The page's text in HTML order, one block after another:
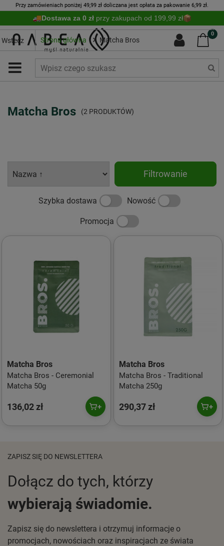
Przy zamówieniach poniżej 49,99 zł doliczana jest opłata za pakowanie 6,99 zł.
Dostawa za 0 zł przy zakupach od 199,99 zł
0
Wstecz Strona główna Matcha Bros
Matcha Bros (2 PRODUKTÓW)
Filtrowanie
Szybka dostawa Nowość
Promocja
Matcha Bros
Matcha Bros - Ceremonial
Matcha 50g
136,02 zł
Matcha Bros
Matcha Bros - Traditional
Matcha 250g
290,37 zł
ZAPISZ SIĘ DO NEWSLETTERA
Dołącz do tych, którzy
wybierają świadomie.
Zapisz się do newslettera i otrzymuj informacje o
promocjach, nowościach oraz inspiracjach ze świata